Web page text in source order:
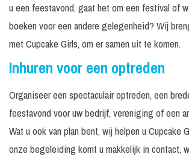
u een feestavond, gaat het om een festival of
boeken voor een andere gelegenheid? Wij
met Cupcake Girls, om er samen uit te komen.
Inhuren voor een optreden
Organiseer een spectaculair optreden, een
feestavond voor uw bedrijf, vereniging of een
Wat u ook van plan bent, wij helpen u Cupcake
onze begeleiding komt u makkelijk in contact,